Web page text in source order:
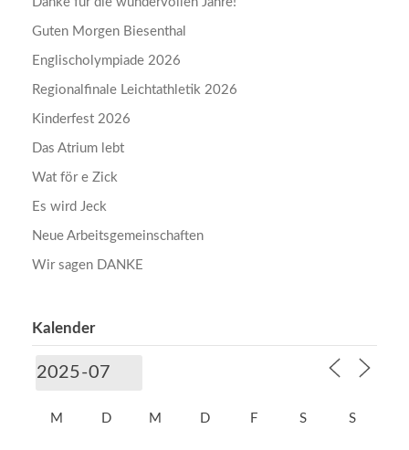
Guten Morgen Biesenthal
Englischolympiade 2026
Regionalfinale Leichtathletik 2026
Kinderfest 2026
Das Atrium lebt
Wat för e Zick
Es wird Jeck
Neue Arbeitsgemeinschaften
Wir sagen DANKE
Kalender
M D M D F S S